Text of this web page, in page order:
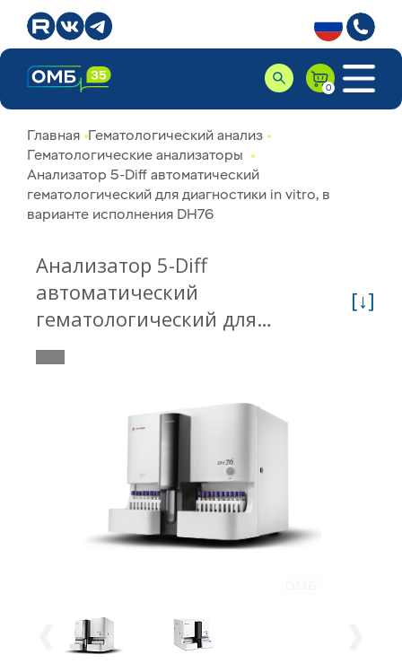
Главная Гематологический анализ
Гематологические анализаторы
Анализатор 5-Diff автоматический
гематологический для диагностики in vitro, в
варианте исполнения DH76
Анализатор 5-Diff
автоматический
гематологический для
диагностики in vitro (вариант
исполнения DH76)
[↓]